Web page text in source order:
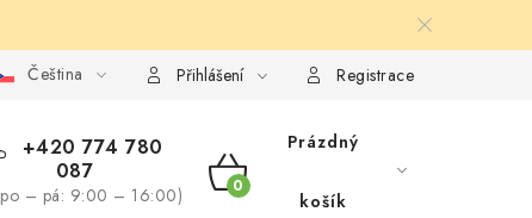
Čeština Přihlášení Registrace
+420 774 780
087
– pá: 9:00 – 16:00)
NÁKUPNÍ
Prázdný
košík